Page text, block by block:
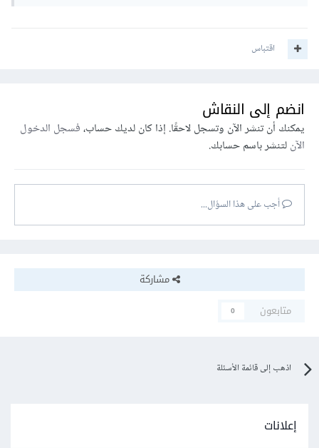
اقتباس
انضم إلى النقاش
يمكنك أن تنشر الآن وتسجل لاحقًا. إذا كان لديك حساب،فسجل الدخول
الآنلتنشر باسم حسابك.
أجب على هذا السؤال...
مشاركة
متابعون
0
اذهب إلى قائمة الأسئلة
إعلانات